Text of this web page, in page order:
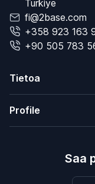
Turkiye
fi@2base.com
+358 923 163
+90 505 783
Tietoa
Profile
Saa